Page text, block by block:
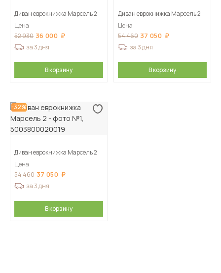
Диван еврокнижка Марсель 2
Цена
52 930 36 000
за 3 дня
В корзину
Диван еврокнижка Марсель 2
Цена
54 460 37 050
за 3 дня
В корзину
-32%
Диван еврокнижка Марсель 2
Цена
54 460 37 050
за 3 дня
В корзину